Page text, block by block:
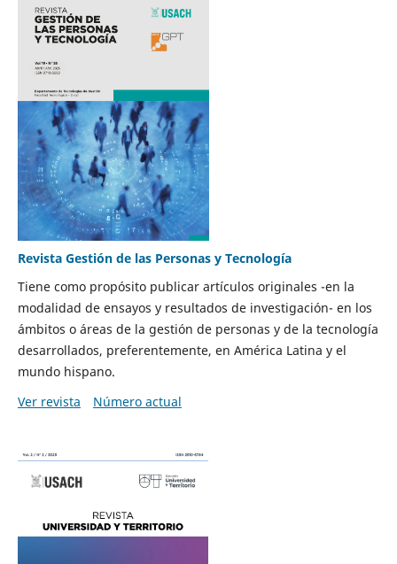
Revista Gestión de las Personas y Tecnología
Tiene como propósito publicar artículos originales -en la
modalidad de ensayos y resultados de investigación- en los
ámbitos o áreas de la gestión de personas y de la tecnología
desarrollados, preferentemente, en América Latina y el
mundo hispano.
Ver revista
Número actual